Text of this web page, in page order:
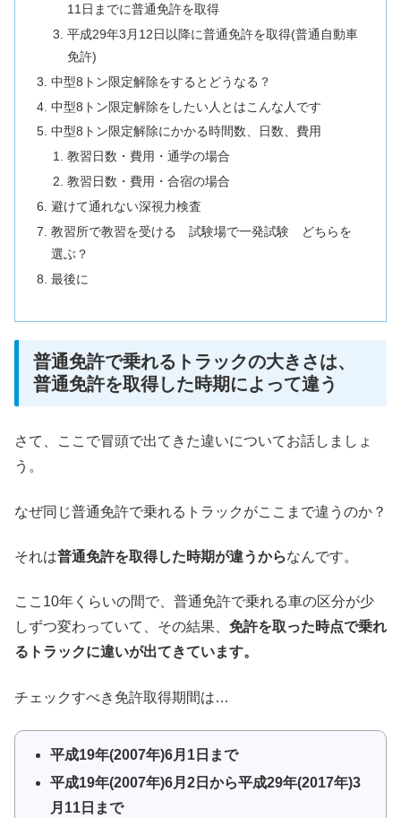
11日までに普通免許を取得
平成29年3月12日以降に普通免許を取得(普通自動車
免許)
中型8トン限定解除をするとどうなる？
中型8トン限定解除をしたい人とはこんな人です
中型8トン限定解除にかかる時間数、日数、費用
教習日数・費用・通学の場合
教習日数・費用・合宿の場合
避けて通れない深視力検査
教習所で教習を受ける 試験場で一発試験 どちらを
選ぶ？
最後に
普通免許で乗れるトラックの大きさは、
普通免許を取得した時期によって違う
さて、ここで冒頭で出てきた違いについてお話しましょ
う。
なぜ同じ普通免許で乗れるトラックがここまで違うのか？
それは普通免許を取得した時期が違うからなんです。
ここ10年くらいの間で、普通免許で乗れる車の区分が少
しずつ変わっていて、その結果、 免許を取った時点で乗れ
るトラックに違いが出てきています。
チェックすべき免許取得期間は…
平成19年(2007年)6月1日まで
平成19年(2007年)6月2日から平成29年(2017年)3
月11日まで